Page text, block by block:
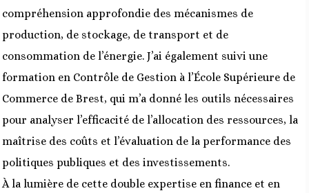
compréhension approfondie des mécanismes de
production, de stockage, de transport et de
consommation de l’énergie. J’ai également suivi une
formation en Contrôle de Gestion à l’École Supérieure de
Commerce de Brest, qui m’a donné les outils nécessaires
pour analyser l’efficacité de l’allocation des ressources, la
maîtrise des coûts et l’évaluation de la performance des
politiques publiques et des investissements.
À la lumière de cette double expertise en finance et en